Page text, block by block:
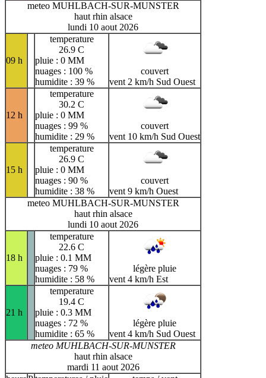
meteo MUHLBACH-SUR-MUNSTER
haut rhin alsace
lundi 10 aout 2026
09 h
temperature
26.9 C
pluie : 0 MM
nuages : 100 %
humidite : 39 %
couvert
vent 2 km/h Sud Ouest
12 h
temperature
30.2 C
pluie : 0 MM
nuages : 99 %
humidite : 29 %
couvert
vent 10 km/h Sud Ouest
15 h
temperature
26.9 C
pluie : 0 MM
nuages : 90 %
humidite : 38 %
couvert
vent 9 km/h Ouest
meteo MUHLBACH-SUR-MUNSTER
haut rhin alsace
lundi 10 aout 2026
18 h
temperature
22.6 C
pluie : 0.1 MM
nuages : 79 %
humidite : 58 %
légère pluie
vent 4 km/h Est
21 h
temperature
19.4 C
pluie : 0.3 MM
nuages : 72 %
humidite : 65 %
légère pluie
vent 4 km/h Sud Ouest
meteo MUHLBACH-SUR-MUNSTER
haut rhin alsace
mardi 11 aout 2026